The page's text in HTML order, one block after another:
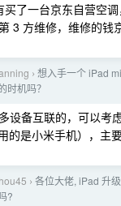
买了一台京东自营空
3 方维修，维修的钱
› 想入手一个 iPad
时机吗？
设备互联的，可以考
的是小米手机），主
› 各位大佬, iPad 升
?